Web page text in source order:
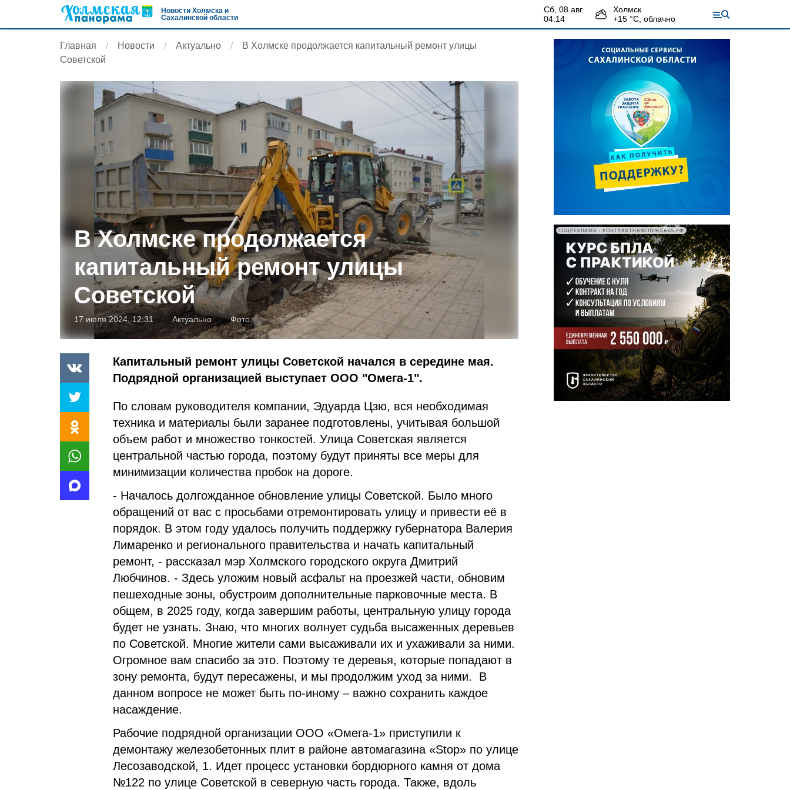
Новости Холмска и
Сахалинской области
сб, 08 авг.
04:14
Холмск
+15 °С, облачно
Главная Новости Актуально
В Холмске продолжается капитальный ремонт улицы
Советской
В Холмске продолжается
капитальный ремонт улицы
Советской
17 июля 2024, 12:31 Актуально Фото:
Капитальный ремонт улицы Советской начался в середине мая.
Подрядной организацией выступает ООО "Омега-1".
По словам руководителя компании, Эдуарда Цзю, вся необходимая
техника и материалы были заранее подготовлены, учитывая большой
объем работ и множество тонкостей. Улица Советская является
центральной частью города, поэтому будут приняты все меры для
минимизации количества пробок на дороге.
- Началось долгожданное обновление улицы Советской. Было много
обращений от вас с просьбами отремонтировать улицу и привести её в
порядок. В этом году удалось получить поддержку губернатора Валерия
Лимаренко и регионального правительства и начать капитальный
ремонт, - рассказал мэр Холмского городского округа Дмитрий
Любчинов. - Здесь уложим новый асфальт на проезжей части, обновим
пешеходные зоны, обустроим дополнительные парковочные места. В
общем, в 2025 году, когда завершим работы, центральную улицу города
будет не узнать. Знаю, что многих волнует судьба высаженных деревьев
по Советской. Многие жители сами высаживали их и ухаживали за ними.
Огромное вам спасибо за это. Поэтому те деревья, которые попадают в
зону ремонта, будут пересажены, и мы продолжим уход за ними. В
данном вопросе не может быть по-иному – важно сохранить каждое
насаждение.
Рабочие подрядной организации ООО «Омега-1» приступили к
демонтажу железобетонных плит в районе автомагазина «Stop» по улице
Лесозаводской, 1. Идет процесс установки бордюрного камня от дома
№122 по улице Советской в северную часть города. Также, вдоль
СОЦРЕКЛАМА • КОНТРАКТНАЯСЛУЖБА65.РФ